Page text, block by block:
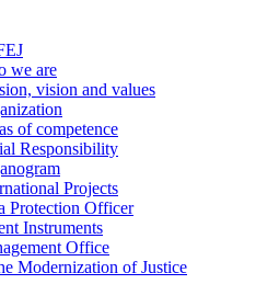
we are
vision and values
of competence
Responsibility
Projects
Protection Officer
Instruments
Office
Modernization of Justice